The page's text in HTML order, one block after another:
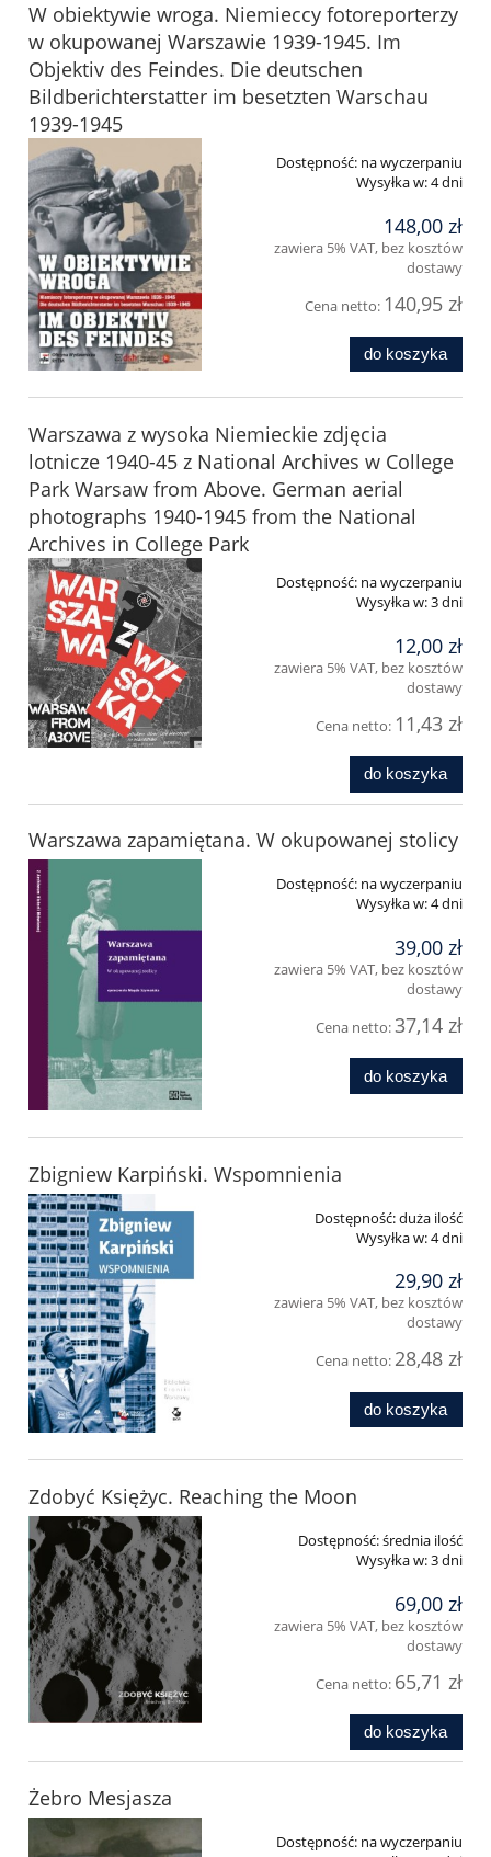
W obiektywie wroga. Niemieccy fotoreporterzy
w okupowanej Warszawie 1939-1945. Im
Objektiv des Feindes. Die deutschen
Bildberichterstatter im besetzten Warschau
1939-1945
Dostępność: na wyczerpaniu
Wysyłka w:4 dni
148,00 zł
zawiera 5% VAT, bez kosztów
dostawy
Cena netto: 140,95 zł
do koszyka
Warszawa z wysoka Niemieckie zdjęcia
lotnicze 1940-45 z National Archives w College
Park Warsaw from Above. German aerial
photographs 1940-1945 from the National
Archives in College Park
Dostępność: na wyczerpaniu
Wysyłka w:3 dni
12,00 zł
zawiera 5% VAT, bez kosztów
dostawy
Cena netto: 11,43 zł
do koszyka
Warszawa zapamiętana. W okupowanej stolicy
Dostępność: na wyczerpaniu
Wysyłka w:4 dni
39,00 zł
zawiera 5% VAT, bez kosztów
dostawy
Cena netto:37,14 zł
do koszyka
Zbigniew Karpiński. Wspomnienia
Dostępność:duża ilość
Wysyłka w:4 dni
29,90 zł
zawiera 5% VAT, bez kosztów
dostawy
Cena netto: 28,48 zł
do koszyka
Zdobyć Księżyc. Reaching the Moon
Dostępność:średnia ilość
Wysyłka w:3 dni
69,00 zł
zawiera 5% VAT, bez kosztów
dostawy
Cena netto: 65,71 zł
do koszyka
Żebro Mesjasza
Dostępność: na wyczerpaniu